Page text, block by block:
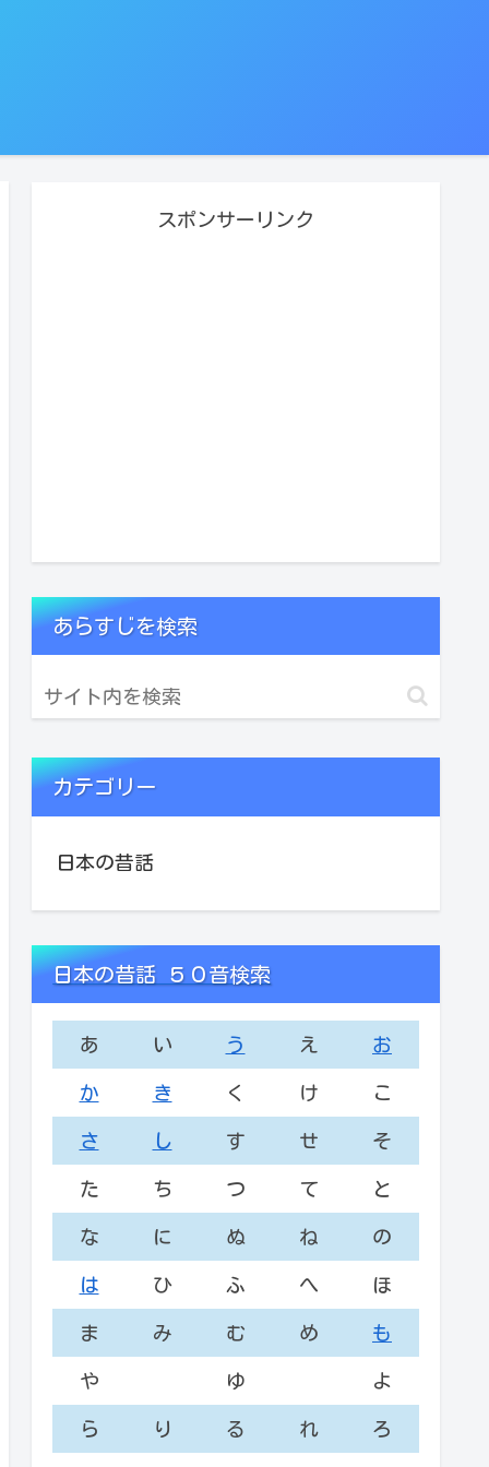
スポンサーリンク
あらすじを検索
カテゴリー
日本の昔話
日本の昔話 ５０音検索
あ い う え お
か き く け こ
さ し す せ そ
た ち つ て と
な に ぬ ね の
は ひ ふ へ ほ
ま み む め も
や ゆ よ
ら り る れ ろ